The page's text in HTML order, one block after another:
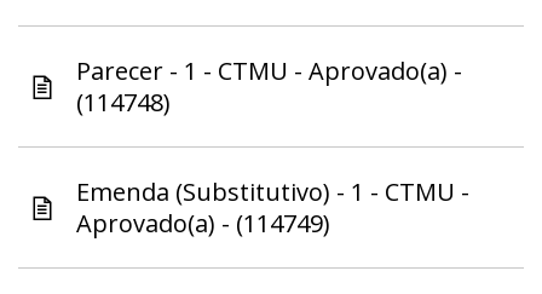
Parecer - 1 - CTMU - Aprovado(a) -
(114748)
Emenda (Substitutivo) - 1 - CTMU -
Aprovado(a) - (114749)